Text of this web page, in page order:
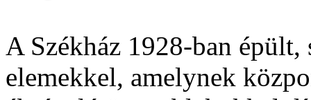
A Székház 1928-ban épült,
elemekkel, amelynek